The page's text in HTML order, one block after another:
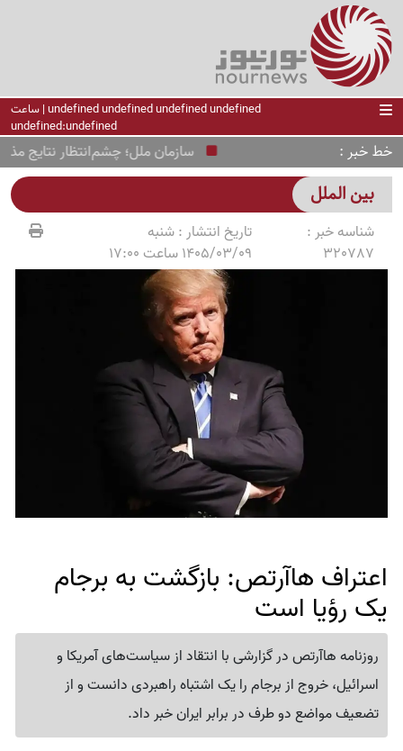
undefined undefined undefined undefined | ساعت
undefined:undefined
خط خبر سازمان ملل؛ چشم‌انتظار نتایج
بین الملل
شناسه خبر :
320787
تاریخ انتشار :شنبه
1405/03/09 ساعت 17:00
اعتراف هاآرتص: بازگشت به برجام
یک رؤیا است
روزنامه هاآرتص در گزارشی با انتقاد از سیاست‌های آمریکا و
اسرائیل، خروج از برجام را یک اشتباه راهبردی دانست و از
تضعیف مواضع دو طرف در برابر ایران خبر داد.